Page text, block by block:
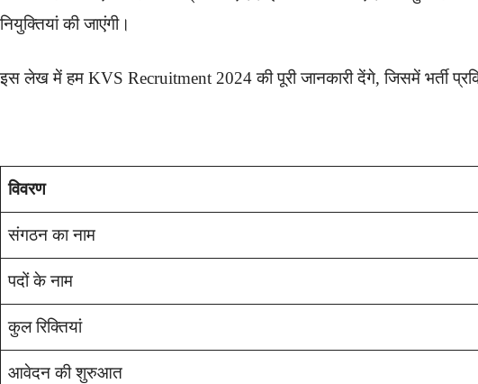
नियुक्तियां की जाएंगी।
इस लेख में हम KVS Recruitment 2024 की पूरी जानकारी देंगे, जिसमें भर्ती
विवरण
संगठन का नाम
पदों के नाम
कुल रिक्तियां
आवेदन की शुरुआत